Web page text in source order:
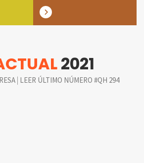
2021
| LEER ÚLTIMO NÚMERO #QH 294